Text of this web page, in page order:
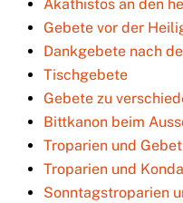
Akathistos an den
Gebete vor der
Dankgebete nach
Tischgebete
Gebete zu
Bittkanon beim
Troparien und
Troparien und
Sonntagstroparien